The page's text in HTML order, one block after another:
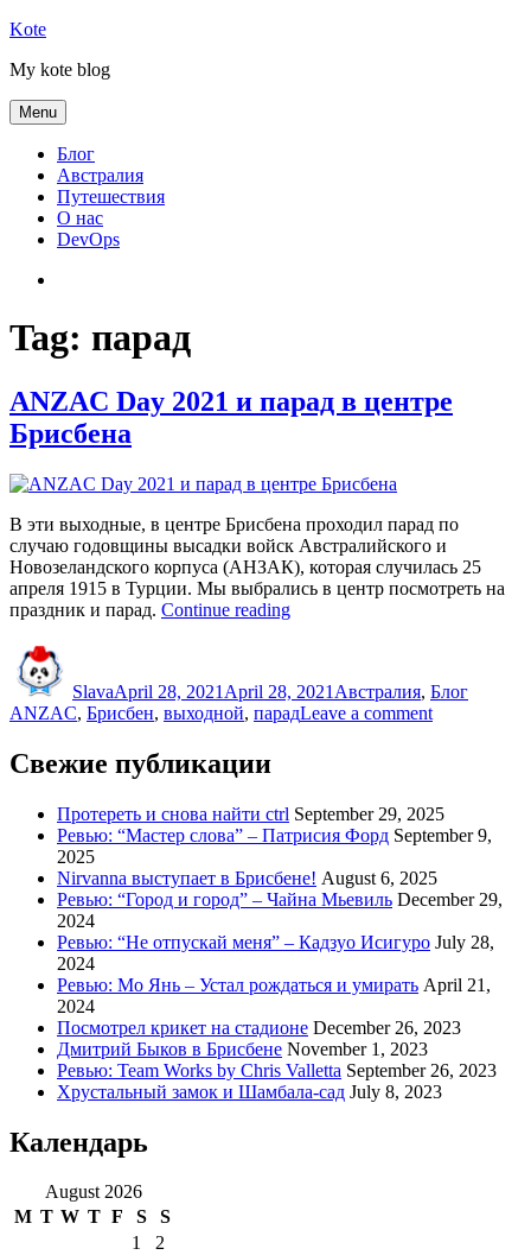
Skip
content
Kote
My kote blog
Menu
Блог
Австралия
Путешествия
О нас
DevOps
Tag: парад
ANZAC Day 2021 и парад в центре
Брисбена
В эти выходные, в центре Брисбена проходил парад по
случаю годовщины высадки войск Австралийского и
Новозеландского корпуса (АНЗАК), которая случилась 25
апреля 1915 в Турции. Мы выбрались в центр посмотреть на
праздник и парад. Continue reading“ANZAC
парад
в
SlavaApril 28, 2021 April 28, 2021 Австралия, Блог
ANZAC, Брисбен, выходной, парадLeave a commenton
парад
в
Брисбена
Свежие публикации
Протереть и снова найти ctrl September 29, 2025
Ревью: “Мастер слова” – Патрисия Форд September 9,
2025
Nirvanna выступает в Брисбене! August 6, 2025
Ревью: “Город и город” – Чайна Мьевиль December 29,
2024
Ревью: “Не отпускай меня” – Кадзуо Исигуро July 28,
2024
Ревью: Мо Янь – Устал рождаться и умирать April 21,
2024
Посмотрел крикет на стадионе December 26, 2023
Дмитрий Быков в Брисбене November 1, 2023
Ревью: Team Works by Chris Valletta September 26, 2023
Хрустальный замок и Шамбала-сад July 8, 2023
Календарь
August 2026
M T W T F S
S
1
2